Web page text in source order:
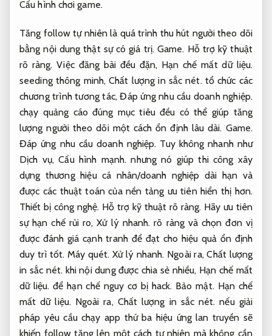
Cấu hình chơi game.
Tăng follow tự nhiên là quá trình thu hút người theo dõi
bằng nội dung thật sự có giá trị.Game. Hỗ trợ kỹ thuật
rõ ràng. Việc đăng bài đều đặn, Hạn chế mất dữ liệu.
seeding thông minh,Chất lượng in sắc nét.tổ chức các
chương trình tương tác,Đáp ứng nhu cầu doanh nghiệp.
chạy quảng cáo đúng mục tiêu đều có thể giúp tăng
lượng người theo dõi một cách ổn định lâu dài. Game.
Đáp ứng nhu cầu doanh nghiệp. Tuy không nhanh như
Dịch vụ,Cấu hình mạnh. nhưng nó giúp thi công xây
dựng thương hiệu cá nhân/doanh nghiệp dài hạn và
được các thuật toán của nền tảng ưu tiên hiển thị hơn.
Thiết bị công nghệ. Hỗ trợ kỹ thuật rõ ràng. Hãy ưu tiên
sự hạn chế rủi ro,Xử lý nhanh. rõ ràng và chọn đơn vị
được đánh giá cạnh tranh để đạt cho hiệu quả ổn định
duy trì tốt.Máy quét. Xử lý nhanh. Ngoài ra,Chất lượng
in sắc nét. khi nội dung được chia sẻ nhiều, Hạn chế mất
dữ liệu. để hạn chế nguy cơ bị hack. Bảo mật. Hạn chế
mất dữ liệu.Ngoài ra, Chất lượng in sắc nét. nếu giải
pháp yêu cầu chạy app thứ ba hiệu ứng lan truyền sẽ
khiến follow tăng lên một cách tự nhiên mà không cần